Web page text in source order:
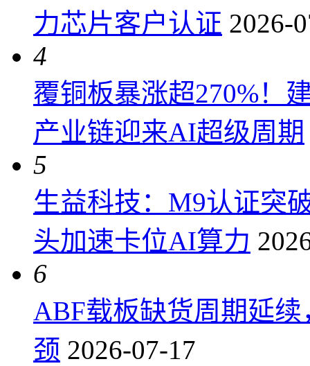
力芯片客户认证 2026-
4
覆铜板暴涨超270%！
产业链迎来AI超级周期
5
生益科技：M9认证突
头加速卡位AI算力
6
ABF载板缺货周期延
颈 2026-07-17